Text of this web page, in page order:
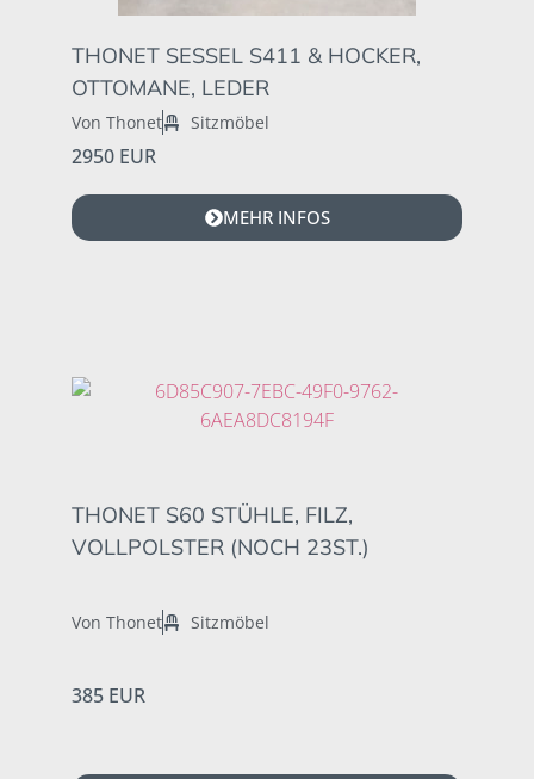
THONET SESSEL S411 & HOCKER,
OTTOMANE, LEDER
Von Thonet Sitzmöbel
2950 EUR
MEHR INFOS
THONET S60 STÜHLE, FILZ,
VOLLPOLSTER (NOCH 23ST.)
Von Thonet Sitzmöbel
385 EUR